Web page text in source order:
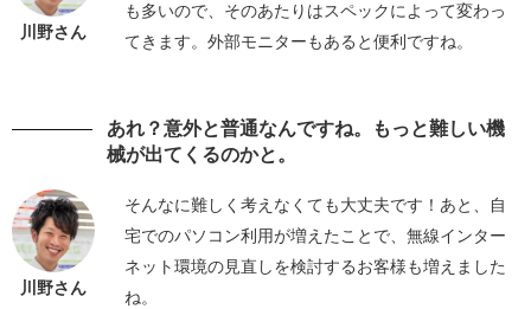
川野さん
も多いので、そのあたりはスペックによって変わっ
てきます。外部モニターもあると便利ですね。
あれ？意外と普通なんですね。もっと難しい機
械が出てくるのかと。
川野さん
そんなに難しく考えなくても大丈夫です！あと、自
宅でのパソコン利用が増えたことで、無線インター
ネット環境の見直しを検討するお客様も増えました
ね。